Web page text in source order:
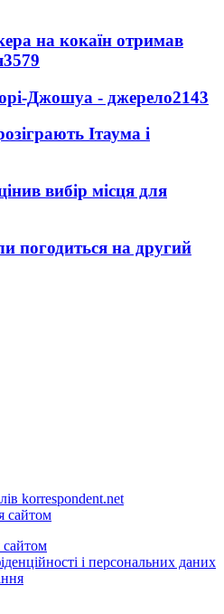
на кокаїн отримав
3579
Джошуа - джерело2143
Ітаума і
вибір місця для
погодиться на другий
korrespondent.net
сайтом
сайтом
і персональних даних